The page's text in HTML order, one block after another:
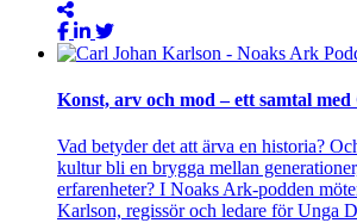
Konst, arv och mod – ett samtal
Vad betyder det att ärva en historia?
kultur bli en brygga mellan
erfarenheter? I Noaks Ark-podden
Karlson, regissör och ledare för Unga